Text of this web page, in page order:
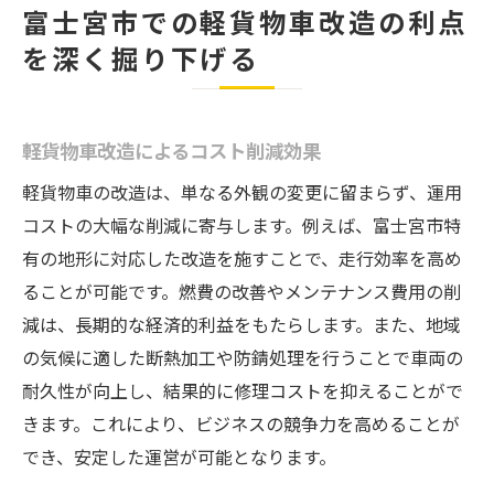
富士宮市での軽貨物車改造の利点
を深く掘り下げる
軽貨物車改造によるコスト削減効果
軽貨物車の改造は、単なる外観の変更に留まらず、運用
コストの大幅な削減に寄与します。例えば、富士宮市特
有の地形に対応した改造を施すことで、走行効率を高め
ることが可能です。燃費の改善やメンテナンス費用の削
減は、長期的な経済的利益をもたらします。また、地域
の気候に適した断熱加工や防錆処理を行うことで車両の
耐久性が向上し、結果的に修理コストを抑えることがで
きます。これにより、ビジネスの競争力を高めることが
でき、安定した運営が可能となります。